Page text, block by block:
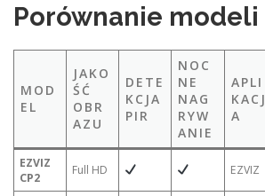
Porównanie modeli
MOD
EL
JAKO
ŚĆ
OBR
AZU
DETE
KCJA
PIR
NOC
NE
NAG
RYW
ANIE
APLI
KACJ
A
EZVIZ
CP2
Full HD EZVIZ